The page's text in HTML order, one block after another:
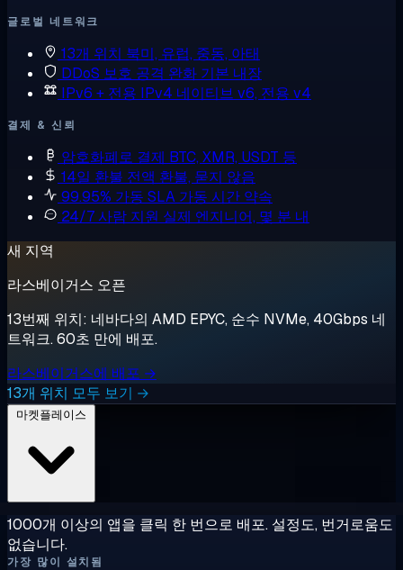
글로벌 네트워크
13개 위치 북미, 유럽, 중동, 아태
DDoS 보호 공격 완화 기본 내장
IPv6 + 전용 IPv4 네이티브 v6, 전용 v4
결제 & 신뢰
암호화폐로 결제 BTC, XMR, USDT 등
14일 환불 전액 환불, 묻지 않음
99.95% 가동 SLA 가동 시간 약속
24/7 사람 지원 실제 엔지니어, 몇 분 내
새 지역
라스베이거스 오픈
13번째 위치: 네바다의 AMD EPYC, 순수 NVMe, 40Gbps 네
트워크. 60초 만에 배포.
라스베이거스에 배포 →
13개 위치 모두 보기 →
1000개 이상의 앱을 클릭 한 번으로 배포. 설정도, 번거로움도
없습니다.
가장 많이 설치됨